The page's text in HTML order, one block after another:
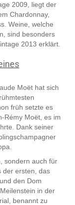
2009, liegt der
Chardonnay,
Weine, welche
sind besonders
2013 erklärt.
Moët hat sich
früh setzte es
Rémy Moët, es im
Dank seiner
sondern auch für
der ersten, das
den Dom
in der
benannt zu